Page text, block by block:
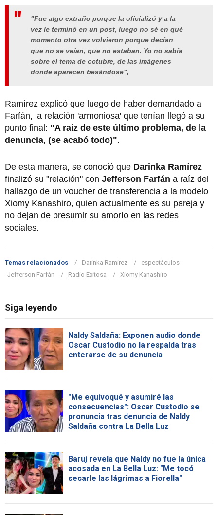
"Fue algo extraño porque la oficializó y a la
vez le terminó en un post, luego no sé en qué
momento otra vez volvieron porque decían
que no se veían, que no estaban. Yo no sabía
sobre el tema de octubre, de las imágenes
donde aparecen besándose",
Ramírez explicó que luego de haber demandado a
Farfán, la relación 'armoniosa' que tenían llegó a su
punto final: "A raíz de este último problema, de la
denuncia, (se acabó todo)".
De esta manera, se conoció que Darinka Ramírez
finalizó su "relación" con Jefferson Farfán a raíz del
hallazgo de un voucher de transferencia a la modelo
Xiomy Kanashiro, quien actualmente es su pareja y
no dejan de presumir su amorío en las redes
sociales.
Temas relacionados Darinka Ramírez
espectáculos
Jefferson Farfán
Radio Exitosa Xiomy Kanashiro
Siga leyendo
Naldy Saldaña: Exponen audio donde
Oscar Custodio no la respalda tras
enterarse de su denuncia
"Me equivoqué y asumiré las
consecuencias": Oscar Custodio se
pronuncia tras denuncia de Naldy
Saldaña contra La Bella Luz
Baruj revela que Naldy no fue la única
acosada en La Bella Luz: "Me tocó
secarle las lágrimas a Fiorella"